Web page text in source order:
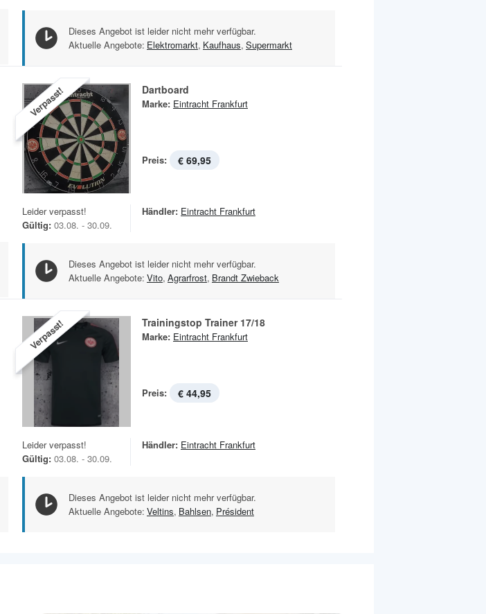
Dieses Angebot ist leider nicht mehr verfügbar.
Aktuelle Angebote: Elektromarkt, Kaufhaus, Supermarkt
Verpasst! Dartboard
Marke: Eintracht Frankfurt
Preis: € 69,95
Leider verpasst!
Gültig: 03.08. - 30.09.
Händler: Eintracht Frankfurt
Dieses Angebot ist leider nicht mehr verfügbar.
Aktuelle Angebote: Vito, Agrarfrost, Brandt Zwieback
Verpasst! Trainingstop Trainer 17/18
Marke: Eintracht Frankfurt
Preis: € 44,95
Leider verpasst!
Gültig: 03.08. - 30.09.
Händler: Eintracht Frankfurt
Dieses Angebot ist leider nicht mehr verfügbar.
Aktuelle Angebote: Veltins, Bahlsen, Président